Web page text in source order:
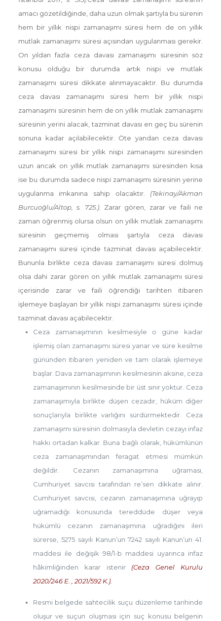
amacı gözetildiğinde, daha uzun olmak şartıyla bu sürenin
hem bir yıllık nispi zamanaşımı süresi hem de on yıllık
mutlak zamanaşımı süresi açısından uygulanması gerekir.
On yıldan fazla ceza davası zamanaşımı süresinin söz
konusu olduğu bir durumda artık nispi ve mutlak
zamanaşımı süresi dikkate alınmayacaktır. Bu durumda
ceza davası zamanaşımı süresi hem bir yıllık nispi
zamanaşımı süresinin hem de on yıllık mutlak zamanaşımı
süresinin yerini alacak, tazminat davası en geç bu sürenin
sonuna kadar açılabilecektir. Öte yandan ceza davası
zamanaşımı süresi bir yıllık nispi zamanaşımı süresinden
uzun ancak on yıllık mutlak zamanaşımı süresinden kısa
ise bu durumda sadece nispi zamanaşımı süresinin yerine
uygulanma imkanına sahip olacaktır. (Tekinay/Akman
Burcuoğlu/Altop, s. 725.). Zarar gören, zarar ve faili ne
zaman öğrenmiş olursa olsun on yıllık mutlak zamanaşımı
süresinin geçmemiş olması şartıyla ceza davası
zamanaşımı süresi içinde tazminat davası açabilecektir.
Bununla birlikte ceza davası zamanaşımı süresi dolmuş
olsa dahi zarar gören on yıllık mutlak zamanaşımı süresi
içerisinde zarar ve faili öğrendiği tarihten itibaren
işlemeye başlayan bir yıllık nispi zamanaşımı süresi içinde
tazminat davası açabilecektir.
Ceza zamanaşımının kesilmesiyle o güne kadar
işlemiş olan zamanaşımı süresi yanar ve süre kesilme
gününden itibaren yeniden ve tam olarak işlemeye
başlar. Dava zamanaşımının kesilmesinin aksine, ceza
zamanaşımının kesilmesinde bir üst sınır yoktur. Ceza
zamanaşımıyla birlikte düşen cezadır, hüküm diğer
sonuçlarıyla birlikte varlığını sürdürmektedir. Ceza
zamanaşımı süresinin dolmasıyla devletin cezayı infaz
hakkı ortadan kalkar. Buna bağlı olarak, hükümlünün
ceza zamanaşımından feragat etmesi mümkün
değildir. Cezanın zamanaşımına uğraması,
Cumhuriyet savcısı tarafından re’sen dikkate alınır.
Cumhuriyet savcısı, cezanın zamanaşımına uğrayıp
uğramadığı konusunda tereddüde düşer veya
hükümlü cezanın zamanaşımına uğradığını ileri
sürerse, 5275 sayılı Kanun’un 7242 sayılı Kanun’un 41.
maddesi ile değişik 98/1-b maddesi uyarınca infaz
hâkimliğinden karar istenir (Ceza Genel Kurulu
2020/246 E. , 2021/592 K.).
Resmi belgede sahtecilik suçu düzenleme tarihinde
oluşur ve suçun oluşması için suç konusu belgenin